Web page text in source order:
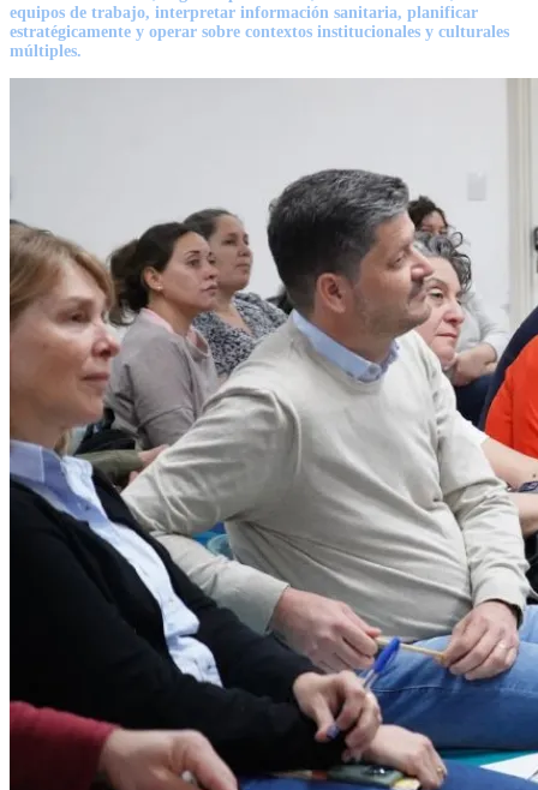
equipos de trabajo, interpretar información sanitaria, planificar
estratégicamente y operar sobre contextos institucionales y culturales
múltiples.